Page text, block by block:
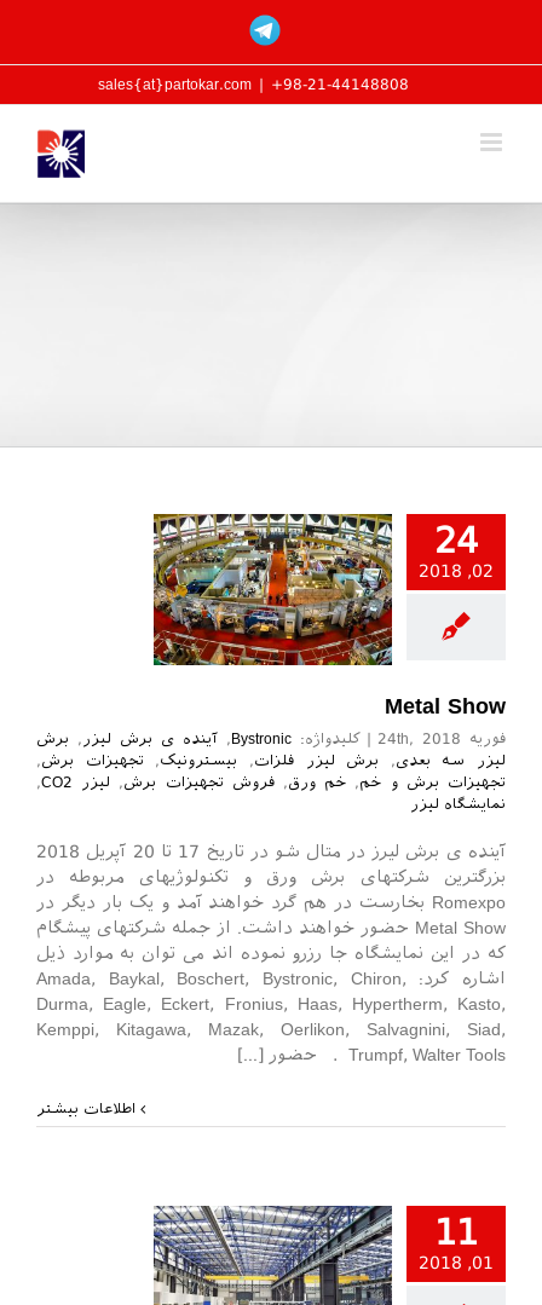
content
Custom
98-21-44148808+
sales{at}partokar.com
24
02, 2018
Metal Show
فوریه 24th, 2018 | کلیدواژه: Bystronic
, آینده ی برش لیزر , برش
لیزر سه بعدی, برش لیزر فلزات, بیسترونیک, تجهیزات برش,
تجهیزات برش و خم, خم ورق,فروش تجهیزات برش, لیزر CO2
,
نمایشگاه لیزر
آینده ی برش لیرز در متال شو در تاریخ 17 تا 20 آپریل 2018
بزرگترین شرکتهای برش ورق و تکنولوژیهای مربوطه در
Romexpo بخارست در هم گرد خواهند آمد و یک بار دیگر در
Metal Show حضور خواهند داشت. از جمله شرکتهای پیشگام
که در این نمایشگاه جا رزرو نموده اند می توان به موارد ذیل
اشاره کرد: Amada, Baykal, Boschert, Bystronic, Chiron,
Durma, Eagle, Eckert, Fronius, Haas, Hypertherm, Kasto,
Kemppi, Kitagawa, Mazak, Oerlikon, Salvagnini, Siad,
Trumpf, Walter Tools . حضور [...]
اطلاعات بیشتر
11
01, 2018